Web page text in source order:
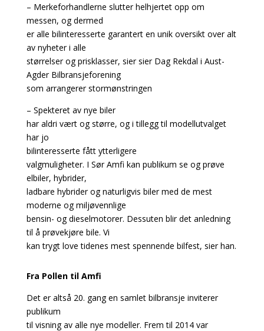
– Merkeforhandlerne slutter helhjertet opp om
messen, og dermed
er alle bilinteresserte garantert en unik oversikt over alt
av nyheter i alle
størrelser og prisklasser, sier sier Dag Rekdal i Aust-
Agder Bilbransjeforening
som arrangerer stormønstringen
– Spekteret av nye biler
har aldri vært og større, og i tillegg til modellutvalget
har jo
bilinteresserte fått ytterligere
valgmuligheter. I Sør Amfi kan publikum se og prøve
elbiler, hybrider,
ladbare hybrider og naturligvis biler med de mest
moderne og miljøvennlige
bensin- og dieselmotorer. Dessuten blir det anledning
til å prøvekjøre bile. Vi
kan trygt love tidenes mest spennende bilfest, sier han.
Fra Pollen til Amfi
Det er altså 20. gang en samlet bilbransje inviterer
publikum
til visning av alle nye modeller. Frem til 2014 var